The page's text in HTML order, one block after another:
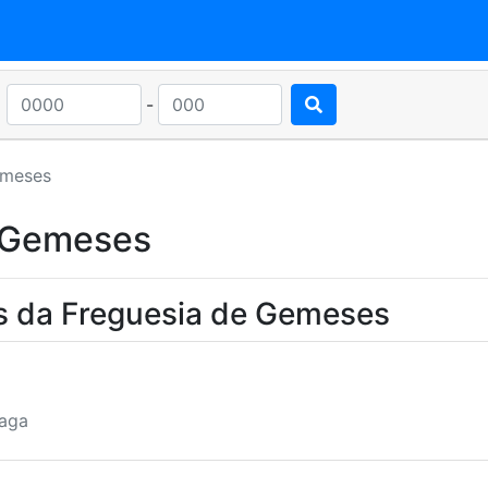
-
da Freguesia de Gemeses